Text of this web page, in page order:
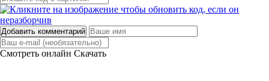
Добавить комментарий
Смотреть онлайн Скачать